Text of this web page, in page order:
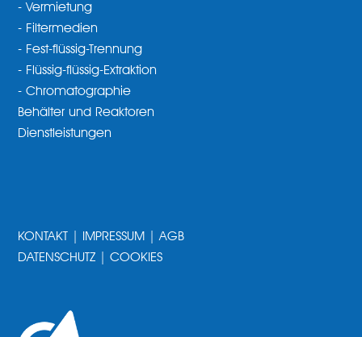
- Vermietung
- Filtermedien
- Fest-flüssig-Trennung
- Flüssig-flüssig-Extraktion
- Chromatographie
Behälter und Reaktoren
Dienstleistungen
KONTAKT IMPRESSUM |AGB
DATENSCHUTZ |COOKIES